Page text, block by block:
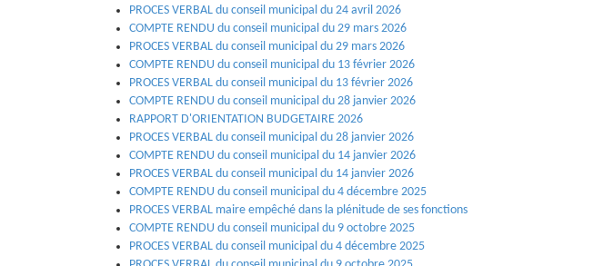
PROCES VERBAL du conseil municipal du 24 avril 2026
COMPTE RENDU du conseil municipal du 29 mars 2026
PROCES VERBAL du conseil municipal du 29 mars 2026
COMPTE RENDU du conseil municipal du 13 février 2026
PROCES VERBAL du conseil municipal du 13 février 2026
COMPTE RENDU du conseil municipal du 28 janvier 2026
RAPPORT D'ORIENTATION BUDGETAIRE 2026
PROCES VERBAL du conseil municipal du 28 janvier 2026
COMPTE RENDU du conseil municipal du 14 janvier 2026
PROCES VERBAL du conseil municipal du 14 janvier 2026
COMPTE RENDU du conseil municipal du 4 décembre 2025
PROCES VERBAL maire empêché dans la plénitude de ses fonctions
COMPTE RENDU du conseil municipal du 9 octobre 2025
PROCES VERBAL du conseil municipal du 4 décembre 2025